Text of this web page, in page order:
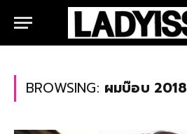
BROWSING: ผมบ๊อบ 2018